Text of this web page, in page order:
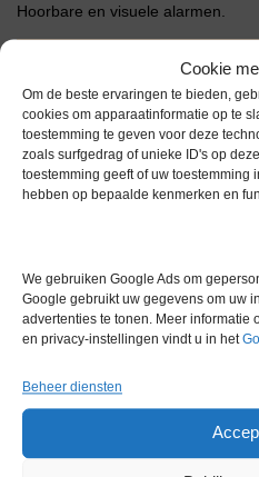
Cookie
Om de beste ervaringen te bieden,
cookies om apparaatinformatie op te
toestemming te geven voor deze
zoals surfgedrag of unieke ID's op
toestemming geeft of uw toestemming
hebben op bepaalde kenmerken en
We gebruiken Google Ads om
Google gebruikt uw gegevens om uw
advertenties te tonen. Meer informatie
en privacy-instellingen vindt u in het
Beheer diensten
Hoorbare en visuele alarmen.
Extra informatie
Gewicht 0,0 kg
Merk Overige